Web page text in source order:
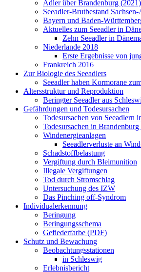
Adler über Brandenburg (2021)
Seeadler-Brutbestand
Bayern und Baden-
Aktuelles zum Seeadler in
Zehn Seeadler in
Niederlande 2018
Erste Ergebnisse von
Frankreich 2016
Zur Biologie des Seeadlers
Seeadler haben Kormorane
Altersstruktur und Reproduktion
Beringter Seeadler aus
Gefährdungen und Todesursachen
Todesursachen von Seeadlern
Todesursachen in
Windenergieanlagen
Seeadlerverluste an
Schadstoffbelastung
Vergiftung durch Bleimunition
Illegale Vergiftungen
Tod durch Stromschlag
Untersuchung des IZW
Das Pinching off-Syndrom
Individualerkennung
Beringung
Beringungsschema
Gefiederfarbe (PDF)
Schutz und Bewachung
Beobachtungsstationen
in Schleswig
Erlebnisbericht